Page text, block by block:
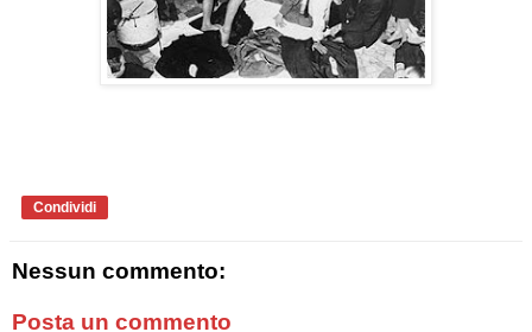
Condividi
Nessun commento:
Posta un commento